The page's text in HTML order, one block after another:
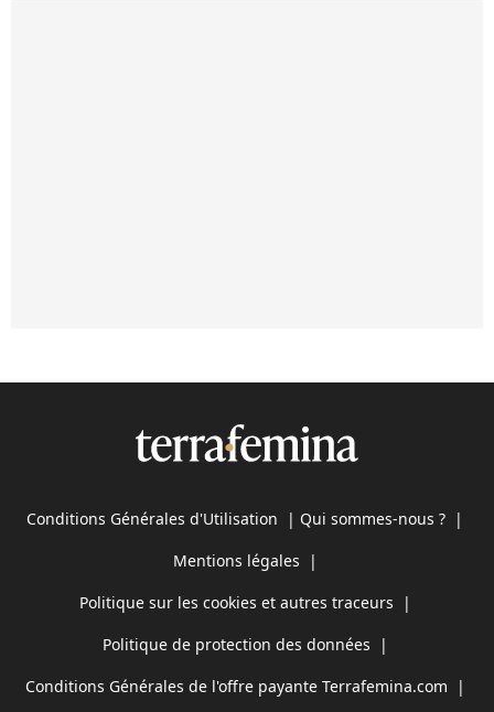
Conditions Générales d'Utilisation | Qui sommes-nous ? |
Mentions légales |
Politique sur les cookies et autres traceurs |
Politique de protection des données |
Conditions Générales de l'offre payante Terrafemina.com |